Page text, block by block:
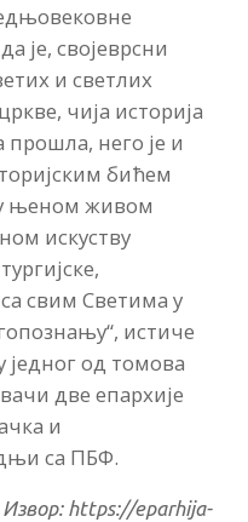
је, својеврсни
и светлих
чија историја
прошла, него је и
бићем
њеном живом
искуству
свим Светима у
истиче
једног од томова
две епархије
и
са ПБФ.
Извор: https://eparhija-